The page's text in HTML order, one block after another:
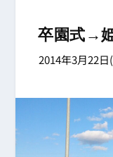
卒園式→
2014年3月22日